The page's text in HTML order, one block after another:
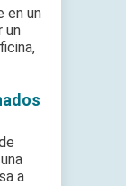
en un
un
a